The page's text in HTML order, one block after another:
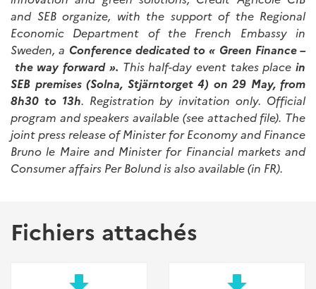
and SEB organize, with the support of the Regional
Economic Department of the French Embassy in
Sweden, a Conference dedicated to « Green Finance –
the way forward ». This half-day event takes placein
SEB premises (Solna, Stjärntorget 4) on 29 May, from
8h30 to 13h. Registration by invitation only. Official
program and speakers available (see attached file). The
joint press release of Minister for Economy and Finance
Bruno le Maire and Minister for Financial markets and
Consumer affairs Per Bolund is also available (in FR).
Fichiers attachés